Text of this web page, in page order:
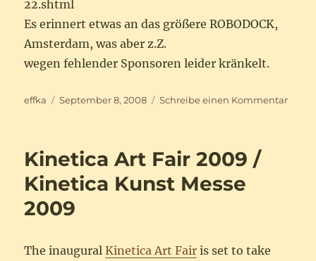
22.shtml
Es erinnert etwas an das größere ROBODOCK,
Amsterdam, was aber z.Z.
wegen fehlender Sponsoren leider kränkelt.
Autor
effka
Veröffentlicht
September 8, 2008 Schreibe einen Kommentarzu
Kinetica Art Fair 2009 /
Kinetica Kunst Messe
2009
The inauguralKinetica Art Fair is set to take